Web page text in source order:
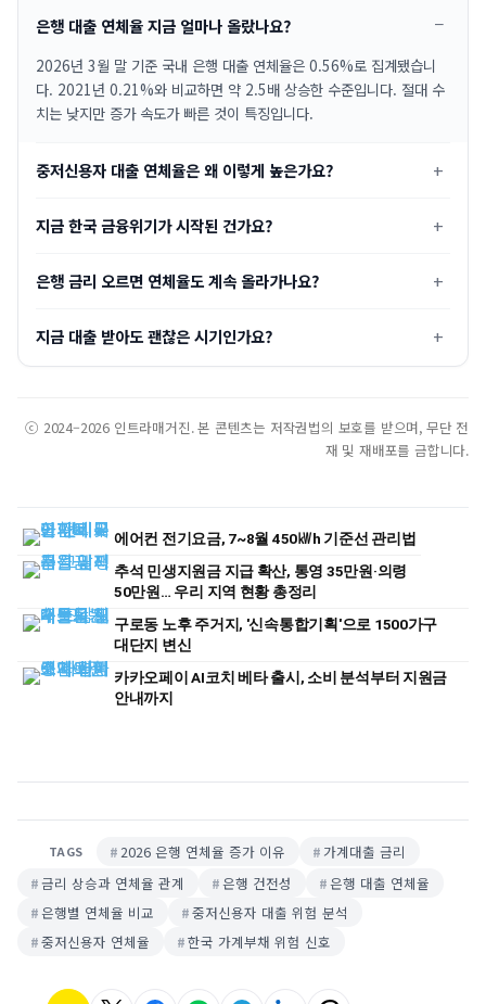
은행 대출 연체율 지금 얼마나 올랐나요?
2026년 3월 말 기준 국내 은행 대출 연체율은 0.56%로 집계됐습니
다. 2021년 0.21%와 비교하면 약 2.5배 상승한 수준입니다. 절대 수
치는 낮지만 증가 속도가 빠른 것이 특징입니다.
중저신용자 대출 연체율은 왜 이렇게 높은가요?
지금 한국 금융위기가 시작된 건가요?
은행 금리 오르면 연체율도 계속 올라가나요?
지금 대출 받아도 괜찮은 시기인가요?
ⓒ 2024–2026 인트라매거진. 본 콘텐츠는 저작권법의 보호를 받으며, 무단 전
재 및 재배포를 금합니다.
에어컨 전기요금, 7~8월 450㎾h 기준선 관리법
추석 민생지원금 지급 확산, 통영 35만원·의령
50만원… 우리 지역 현황 총정리
구로동 노후 주거지, '신속통합기획'으로 1500가구
대단지 변신
카카오페이 AI코치 베타 출시, 소비 분석부터 지원금
안내까지
TAGS 2026 은행 연체율 증가 이유
가계대출 금리
금리 상승과 연체율 관계
은행 건전성
은행 대출 연체율
은행별 연체율 비교
중저신용자 대출 위험 분석
중저신용자 연체율
한국 가계부채 위험 신호